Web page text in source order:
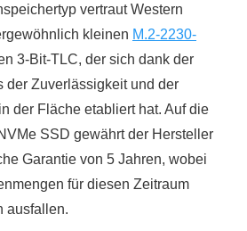
vertraut Western
kleinen M.2-2230-
3-Bit-TLC, der sich dank der
der Zuverlässigkeit und der
der Fläche etabliert hat. Auf die
SSD gewährt der Hersteller
Garantie von 5 Jahren, wobei
für diesen Zeitraum
ausfallen.